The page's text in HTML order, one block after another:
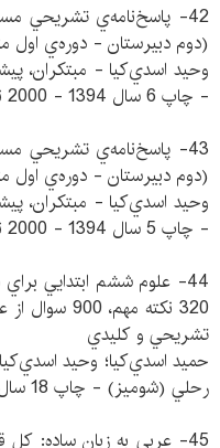
42- پاسخ‌نامه‌ي تشريحي
(دوم دبيرستان - دوره‌ي اول
- چاپ 6 سال 1394 - 2000 نسخه - 250000 ريال
43- پاسخ‌نامه‌ي تشريحي
(دوم دبيرستان - دوره‌ي اول
- چاپ 5 سال 1394 - 2000 نسخه - 250000 ريال
44- علوم ششم ابتدايي
320 نكته
تشريحي و كليدي
رحلي (شوميز) - چاپ 18 سال 1394 - 3000 نسخه - 260000 ريال
45- عربي به زبان ساده: